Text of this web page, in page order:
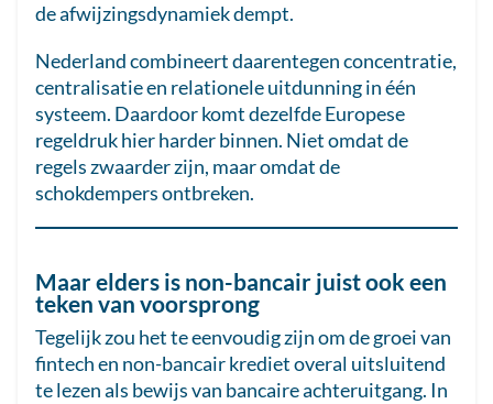
de afwijzingsdynamiek dempt.
Nederland combineert daarentegen concentratie,
centralisatie en relationele uitdunning in één
systeem. Daardoor komt dezelfde Europese
regeldruk hier harder binnen. Niet omdat de
regels zwaarder zijn, maar omdat de
schokdempers ontbreken.
Maar elders is non-bancair juist ook een
teken van voorsprong
Tegelijk zou het te eenvoudig zijn om de groei van
fintech en non-bancair krediet overal uitsluitend
te lezen als bewijs van bancaire achteruitgang. In